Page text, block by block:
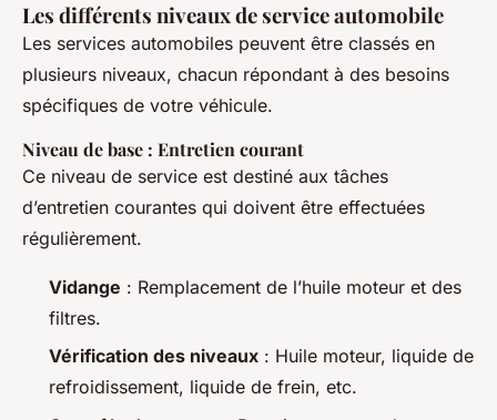
Les différents niveaux de service automobile
Les services automobiles peuvent être classés en
plusieurs niveaux, chacun répondant à des besoins
spécifiques de votre véhicule.
Niveau de base : Entretien courant
Ce niveau de service est destiné aux tâches
d’entretien courantes qui doivent être effectuées
régulièrement.
Vidange : Remplacement de l’huile moteur et des
filtres.
Vérification des niveaux : Huile moteur, liquide de
refroidissement, liquide de frein, etc.